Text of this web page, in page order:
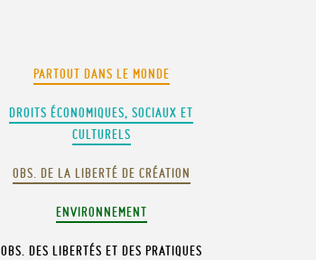
PARTOUT DANS LE MONDE
DROITS ÉCONOMIQUES, SOCIAUX ET
CULTURELS
OBS. DE LA LIBERTÉ DE CRÉATION
ENVIRONNEMENT
OBS. DES LIBERTÉS ET DES PRATIQUES